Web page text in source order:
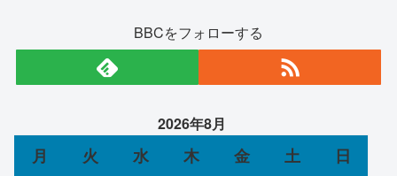
BBCをフォローする
2026年8月
月 火 水 木 金 土 日